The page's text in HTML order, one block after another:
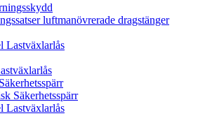
luftmanövrerade dragstänger
Lastväxlarlås
Säkerhetsspärr
Lastväxlarlås